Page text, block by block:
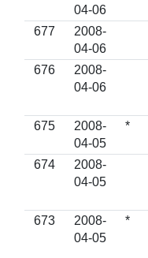
04-06
677
2008-
04-06
676
2008-
04-06
675
2008-
04-05
*
674
2008-
04-05
673
2008-
04-05
*